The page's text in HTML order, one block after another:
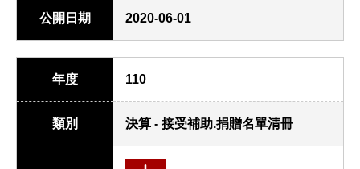
公開日期 2020-06-01
年度 110
類別 決算 - 接受補助.捐贈名單清冊